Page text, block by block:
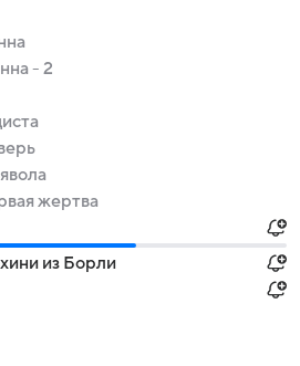
- 2
жертва
из Борли